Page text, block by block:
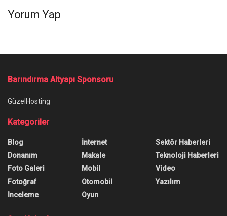
Yorum Yap
Barındırma Altyapı Sponsoru
GüzelHosting
Kategoriler
Blog
Donanım
Foto Galeri
Fotoğraf
İnceleme
İnternet
Makale
Mobil
Otomobil
Oyun
Sektör Haberleri
Teknoloji Haberleri
Video
Yazılım